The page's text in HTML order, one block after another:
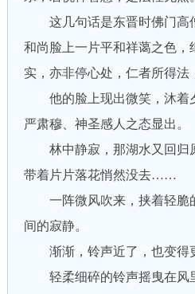
这几句话是东晋时佛门高
和尚脸上一片平和祥蔼之色，
实，亦非停心处，仁者所得
他的脸上现出微笑，沐着
严肃穆、神圣感人之态显出。
林中静寂，那湖水又回归
带着片片落花悄然没去……
一阵微风吹来，挟着轻脆
间的寂静。
渐渐，铃声近了，也变得
轻柔细碎的铃声摇曳在风